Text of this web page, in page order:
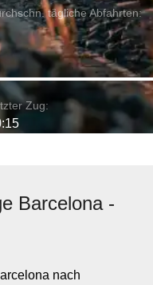
tägliche Abfahrten:
Zug:
Barcelona -
nach